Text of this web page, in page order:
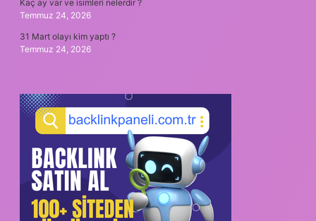
Kaç ay var ve isimleri nelerdir ?
Temmuz 24, 2026
31 Mart olayı kim yaptı ?
Temmuz 24, 2026